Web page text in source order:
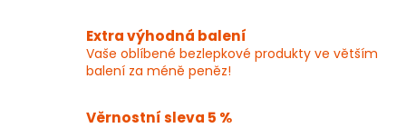
Extra výhodná balení
Vaše oblíbené bezlepkové produkty ve větším
balení za méně peněz!
Věrnostní sleva 5 %